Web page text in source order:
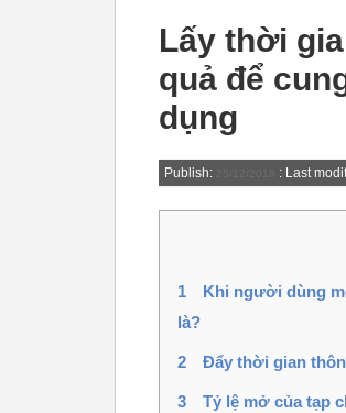
Lấy thời
quả để
dụng
Publish: : Last
1
Khi người dùng
là?
2 Đẩy thời gian
3 Tỷ lệ mở của tạp